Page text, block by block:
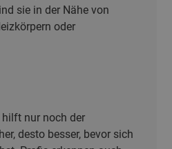
sie in der Nähe von
oder
nur noch der
desto besser, bevor sich